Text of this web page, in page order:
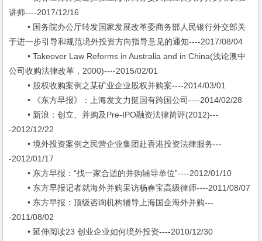
讲师----2017/12/16
• 国务院办公厅转发国家发展改革委商务部人民银行外交部关
于进一步引导和规范境外投资方向指导意见的通知----2017/08/04
• Takeover Law Reforms in Australia and in China(浅论澳中
公司收购法律改革，2000)----2015/02/01
• 股权收购案例之某矿业企业股权并购案----2014/03/01
• 《东方早报》：上海发文力挺国有跨国公司----2014/02/28
• 新浪：创立、并购及Pre-IPO融资法律简评(2012)---
-2012/12/22
• 境外投资案例之民营企业集团赴香港投资法律服务---
-2012/01/17
• 东方早报：“找一家合适的并购辅导单位”----2012/01/10
• 东方早报记者就海外并购采访杨春宝高级律师----2011/08/07
• 东方早报：顶级咨询机构辅导上海国企海外并购---
-2011/08/02
• 延伸阅读23 创业企业如何境外投资----2010/12/30